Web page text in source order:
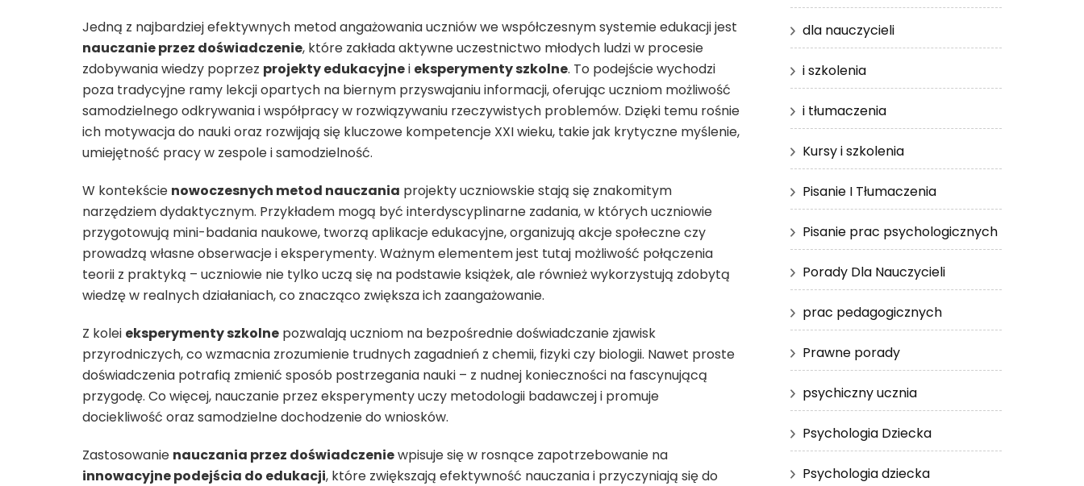
Jedną z najbardziej efektywnych metod angażowania uczniów we współczesnym systemie edukacji jest
nauczanie przez doświadczenie, które zakłada aktywne uczestnictwo młodych ludzi w procesie
zdobywania wiedzy poprzez projekty edukacyjnei eksperymenty szkolne. To podejście wychodzi
poza tradycyjne ramy lekcji opartych na biernym przyswajaniu informacji, oferując uczniom możliwość
samodzielnego odkrywania i współpracy w rozwiązywaniu rzeczywistych problemów. Dzięki temu rośnie
ich motywacja do nauki oraz rozwijają się kluczowe kompetencje XXI wieku, takie jak krytyczne myślenie,
umiejętność pracy w zespole i samodzielność.
W kontekście nowoczesnych metod nauczania projekty uczniowskie stają się znakomitym
narzędziem dydaktycznym. Przykładem mogą być interdyscyplinarne zadania, w których uczniowie
przygotowują mini-badania naukowe, tworzą aplikacje edukacyjne, organizują akcje społeczne czy
prowadzą własne obserwacje i eksperymenty. Ważnym elementem jest tutaj możliwość połączenia
teorii z praktyką – uczniowie nie tylko uczą się na podstawie książek, ale również wykorzystują zdobytą
wiedzę w realnych działaniach, co znacząco zwiększa ich zaangażowanie.
Z kolei eksperymenty szkolne pozwalają uczniom na bezpośrednie doświadczanie zjawisk
przyrodniczych, co wzmacnia zrozumienie trudnych zagadnień z chemii, fizyki czy biologii. Nawet proste
doświadczenia potrafią zmienić sposób postrzegania nauki – z nudnej konieczności na fascynującą
przygodę. Co więcej, nauczanie przez eksperymenty uczy metodologii badawczej i promuje
dociekliwość oraz samodzielne dochodzenie do wniosków.
Zastosowanie nauczania przez doświadczeniewpisuje się w rosnące zapotrzebowanie na
innowacyjne podejścia do edukacji, które zwiększają efektywność nauczania i przyczyniają się do
dla nauczycieli
i szkolenia
i tłumaczenia
Kursy i szkolenia
Pisanie I Tłumaczenia
Pisanie prac psychologicznych
Porady Dla Nauczycieli
prac pedagogicznych
Prawne porady
psychiczny ucznia
Psychologia Dziecka
Psychologia dziecka